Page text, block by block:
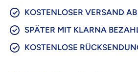
KOSTENLOSER VERSAND
SPÄTER MIT KLARNA
KOSTENLOSE